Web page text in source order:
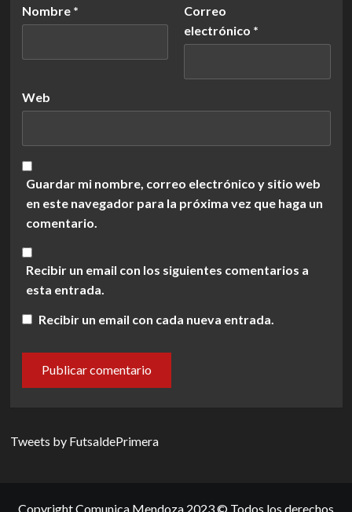
Nombre *
Correo
electrónico *
Web
Guardar mi nombre, correo electrónico y sitio web
en este navegador para la próxima vez que haga un
comentario.
Recibir un email con los siguientes comentarios a
esta entrada.
Recibir un email con cada nueva entrada.
Tweets by FutsaldePrimera
Copyright Comunica Mendoza 2023 © Todos los derechos